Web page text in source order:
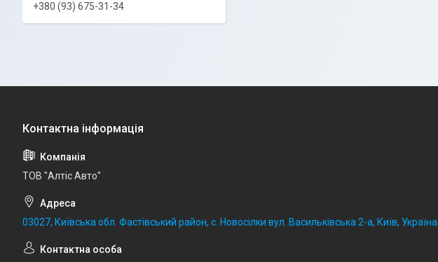
+380 (93) 675-31-34
ТОВ "Алтіс Авто"
03027, Київська обл. Фастівський район, с. Новосілки вул. Васильківська 2-а, Київ, Україна